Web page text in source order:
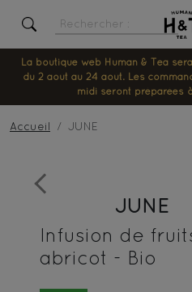
La boutique web Human & Tea
du 2 août au 24 août. Les
midi seront préparées
Accueil JUNE
Previous
JUNE
Infusion de
abricot - Bio